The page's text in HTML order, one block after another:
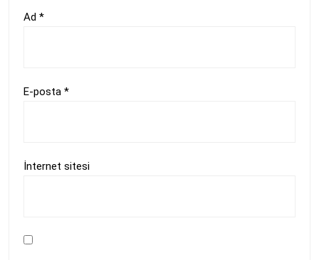
Ad *
E-posta *
İnternet sitesi